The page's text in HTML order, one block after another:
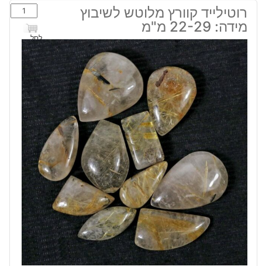
רוטילייד קוורץ מלוטש לשיבוץ
מידה: 22-29 מ"מ
כמות
של
רוטילייד
קוורץ
מלוטש
לשיבוץ
מידה:
22-
29
מ"מ
לסל